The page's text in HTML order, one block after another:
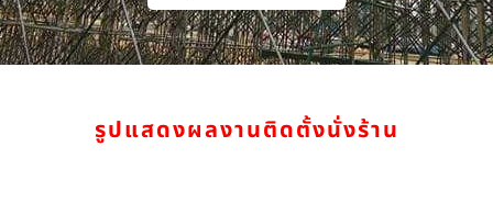
รูปแสดงผลงานติดตั้งนั่งร้าน